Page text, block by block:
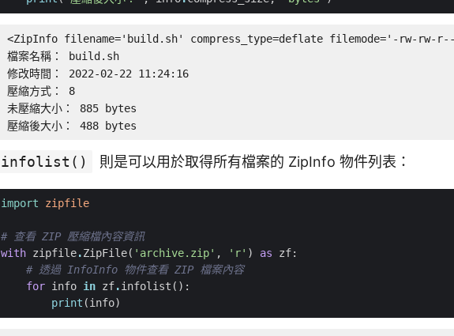
<ZipInfo filename='build.sh' compress_type=deflate filemode='-rw-rw-
檔案名稱： build.sh
修改時間： 2022-02-22 11:24:16
壓縮方式： 8
未壓縮大小： 885 bytes
壓縮後大小： 488 bytes
infolist() 則是可以用於取得所有檔案的 ZipInfo 物件列表：
import zipfile
# 查看 ZIP 壓縮檔內容資訊
with zipfile.ZipFile( 'archive.zip' , 'r' ) as zf:
# 透過 InfoInfo 物件查看 ZIP 檔案內容
for info in zf.infolist ():
print (info)